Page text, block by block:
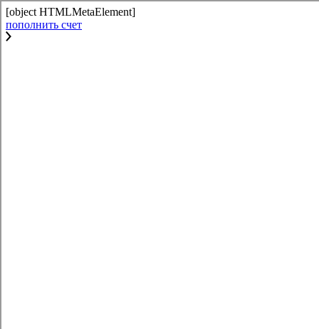
[object HTMLMetaElement]
пополнить счет